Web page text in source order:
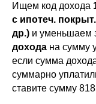
Ищем код дохода
с ипотеч.
др.) и уменьшаем
дохода на сумму
если сумма
суммарно
ставите сумму